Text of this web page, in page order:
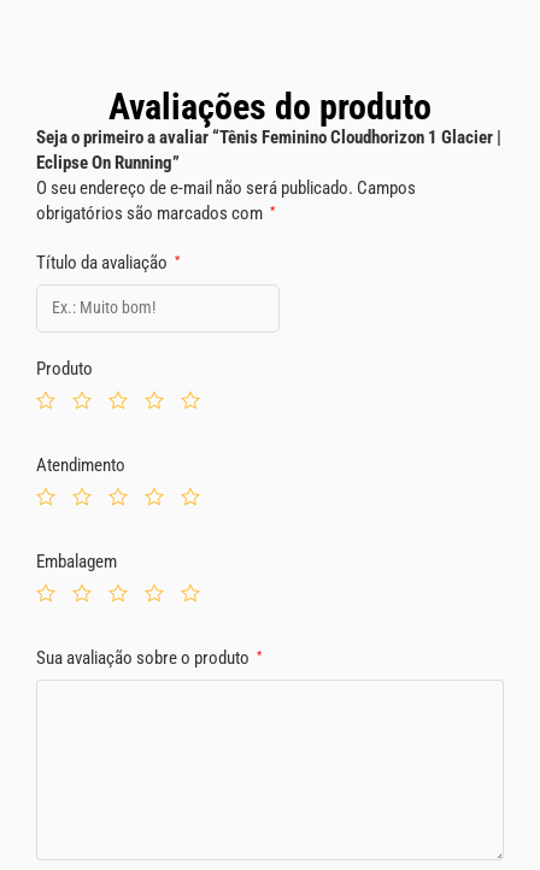
Avaliações do produto
Seja o primeiro a avaliar “Tênis Feminino Cloudhorizon 1 Glacier |
Eclipse On Running”
O seu endereço de e-mail não será publicado. Campos
obrigatórios são marcados com *
Título da avaliação *
Produto
Atendimento
Embalagem
Sua avaliação sobre o produto *